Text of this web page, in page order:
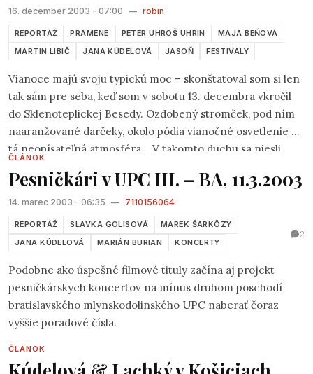
16. december 2003 - 07:00 — robin
REPORTÁŽ PRAMENE PETER UHROŠ UHRÍN
MAJA BEŇOVÁ
MARTIN LIBIČ
JANA KÚDELOVÁ JASOŇ FESTIVALY
Vianoce majú svoju typickú moc – skonštatoval som si len
tak sám pre seba, keď som v sobotu 13. decembra vkročil
do Sklenoteplickej Besedy. Ozdobený stromček, pod ním
naaranžované darčeky, okolo pódia vianočné osvetlenie a
tá neopísateľná atmosféra... V takomto duchu sa niesli
si povie – festival ako každý iný, no tentoraz sa v scenári
udialo pár zásadných zmien.
ČLÁNOK
Pesničkári v UPC III. – BA, 11.3.2003
14. marec 2003 - 06:35 — 7110156064
REPORTÁŽ SLAVKA GOLISOVÁ
MAREK ŠARKÖZY
JANA KÚDELOVÁ
MARIÁN BURIAN KONCERTY
2
Podobne ako úspešné filmové tituly začína aj projekt
pesničkárskych koncertov na mínus druhom poschodí
bratislavského mlynskodolinského UPC naberať čoraz
vyššie poradové čísla.
ČLÁNOK